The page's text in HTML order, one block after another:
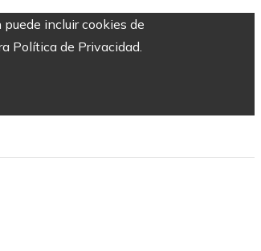
incluir cookies de
Política de Privacidad.